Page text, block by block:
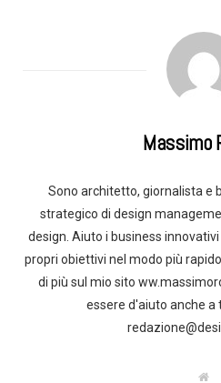
Massimo
Sono architetto, giornalista e
strategico di design
design. Aiuto i business
propri obiettivi nel modo più
di più sul mio sito
essere d'aiuto anche a
W